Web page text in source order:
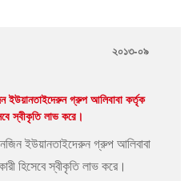
২০১৩-০৯
ইউয়ানতাইদেরুন গ্রুপ আলিবাবা কর্তৃক
স্বীকৃতি লাভ করে।
ইউয়ানতাইদেরুন গ্রুপ আলিবাবা
হিসেবে স্বীকৃতি লাভ করে।